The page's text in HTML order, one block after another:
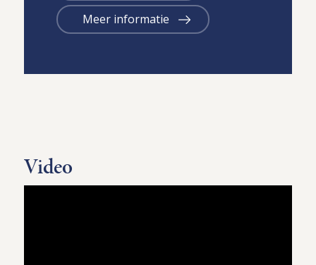
Meer informatie
Video